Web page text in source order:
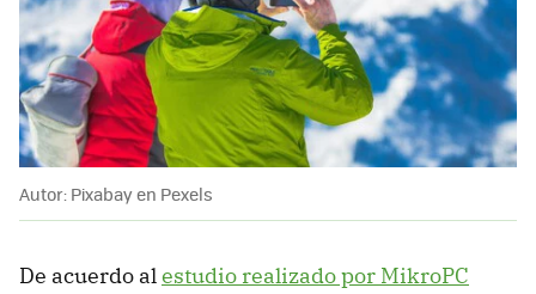
Autor: Pixabay en Pexels
De acuerdo alestudio realizado por MikroPC